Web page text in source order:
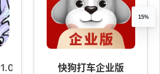
快狗打车企业版
15%